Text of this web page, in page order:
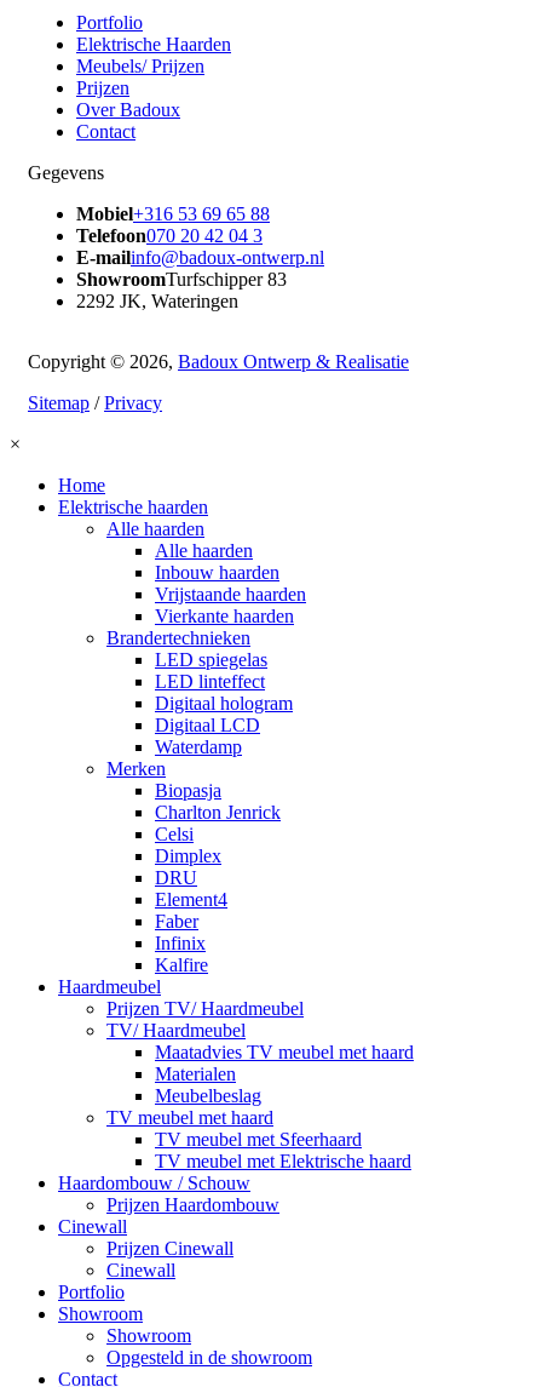
Portfolio
Elektrische Haarden
Meubels/ Prijzen
Prijzen
Over Badoux
Contact
Gegevens
Mobiel+316 53 69 65 88
Telefoon070 20 42 04 3
E-mailinfo@badoux-ontwerp.nl
ShowroomTurfschipper 83
2292 JK, Wateringen
Copyright © 2026, Badoux Ontwerp & Realisatie
Sitemap /Privacy
×
Home
Elektrische haarden
Alle haarden
Alle haarden
Inbouw haarden
Vrijstaande haarden
Vierkante haarden
Brandertechnieken
LED spiegelas
LED linteffect
Digitaal hologram
Digitaal LCD
Waterdamp
Merken
Biopasja
Charlton Jenrick
Celsi
Dimplex
DRU
Element4
Faber
Infinix
Kalfire
Haardmeubel
Prijzen TV/ Haardmeubel
TV/ Haardmeubel
Maatadvies TV meubel met haard
Materialen
Meubelbeslag
TV meubel met haard
TV meubel met Sfeerhaard
TV meubel met Elektrische haard
Haardombouw / Schouw
Prijzen Haardombouw
Cinewall
Prijzen Cinewall
Cinewall
Portfolio
Showroom
Showroom
Opgesteld in de showroom
Contact